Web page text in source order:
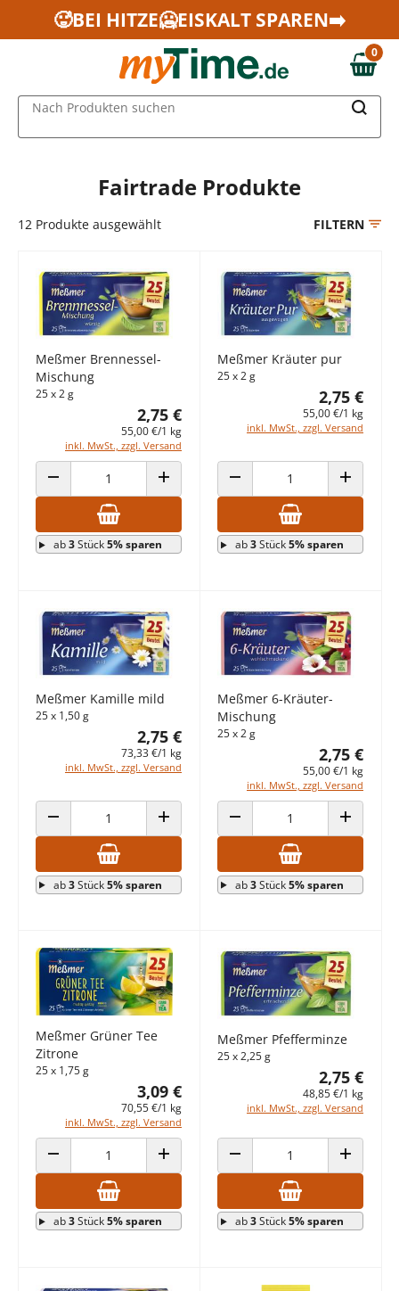
Zum Hauptinhalt springen
Zur Navigation springen
Zur Suche springen
🥵BEI HITZE🥶EISKALT SPAREN➡️
0,00 €
0
Nach Produkten suchen
Fairtrade Produkte
12 Produkte ausgewählt FILTERN
Meßmer Brennessel-
Mischung
25 x 2 g
2,75 €
55,00 €/1 kg
inkl. MwSt., zzgl. Versand
ANZAHL VERRINGERN ANZAHL ERHÖHEN
ab3Stück5% sparen
Meßmer Kräuter pur
25 x 2 g
2,75 €
55,00 €/1 kg
inkl. MwSt., zzgl. Versand
ANZAHL VERRINGERN ANZAHL
ab3Stück5% sparen
Meßmer Kamille mild
25 x 1,50 g
2,75 €
73,33 €/1 kg
inkl. MwSt., zzgl. Versand
ANZAHL VERRINGERN ANZAHL ERHÖHEN
ab3Stück5% sparen
Meßmer 6-Kräuter-
Mischung
25 x 2 g
2,75 €
55,00 €/1 kg
inkl. MwSt., zzgl. Versand
ANZAHL VERRINGERN ANZAHL
ab3Stück5% sparen
Meßmer Grüner Tee
Zitrone
25 x 1,75 g
3,09 €
70,55 €/1 kg
inkl. MwSt., zzgl. Versand
ANZAHL VERRINGERN ANZAHL ERHÖHEN
ab3Stück5% sparen
Meßmer Pfefferminze
25 x 2,25 g
2,75 €
48,85 €/1 kg
inkl. MwSt., zzgl. Versand
ANZAHL VERRINGERN ANZAHL
ab3Stück5% sparen